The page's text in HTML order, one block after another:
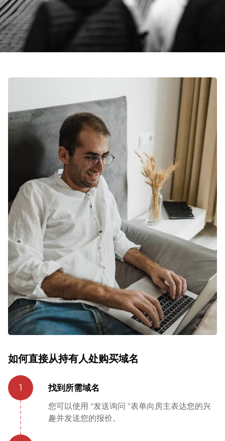
如何直接从持有人处购买域名
1 找到所需域名
您可以使用 "发送询问 "表单向房主表达您的兴
趣并发送您的报价。